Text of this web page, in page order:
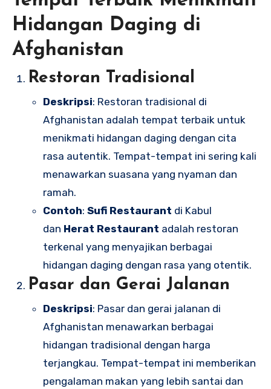
Hidangan Daging di
Afghanistan
Restoran Tradisional
Deskripsi: Restoran tradisional di
Afghanistan adalah tempat terbaik untuk
menikmati hidangan daging dengan cita
rasa autentik. Tempat-tempat ini sering kali
menawarkan suasana yang nyaman dan
ramah.
Contoh:Sufi Restaurant di Kabul
dan Herat Restaurant adalah restoran
terkenal yang menyajikan berbagai
hidangan daging dengan rasa yang otentik.
Pasar dan Gerai Jalanan
Deskripsi: Pasar dan gerai jalanan di
Afghanistan menawarkan berbagai
hidangan tradisional dengan harga
terjangkau. Tempat-tempat ini memberikan
pengalaman makan yang lebih santai dan